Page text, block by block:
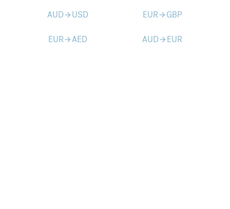
AUDarrow_forward USD EURarrow_forward GBP
EURarrow_forwardAED AUDarrow_forward EUR